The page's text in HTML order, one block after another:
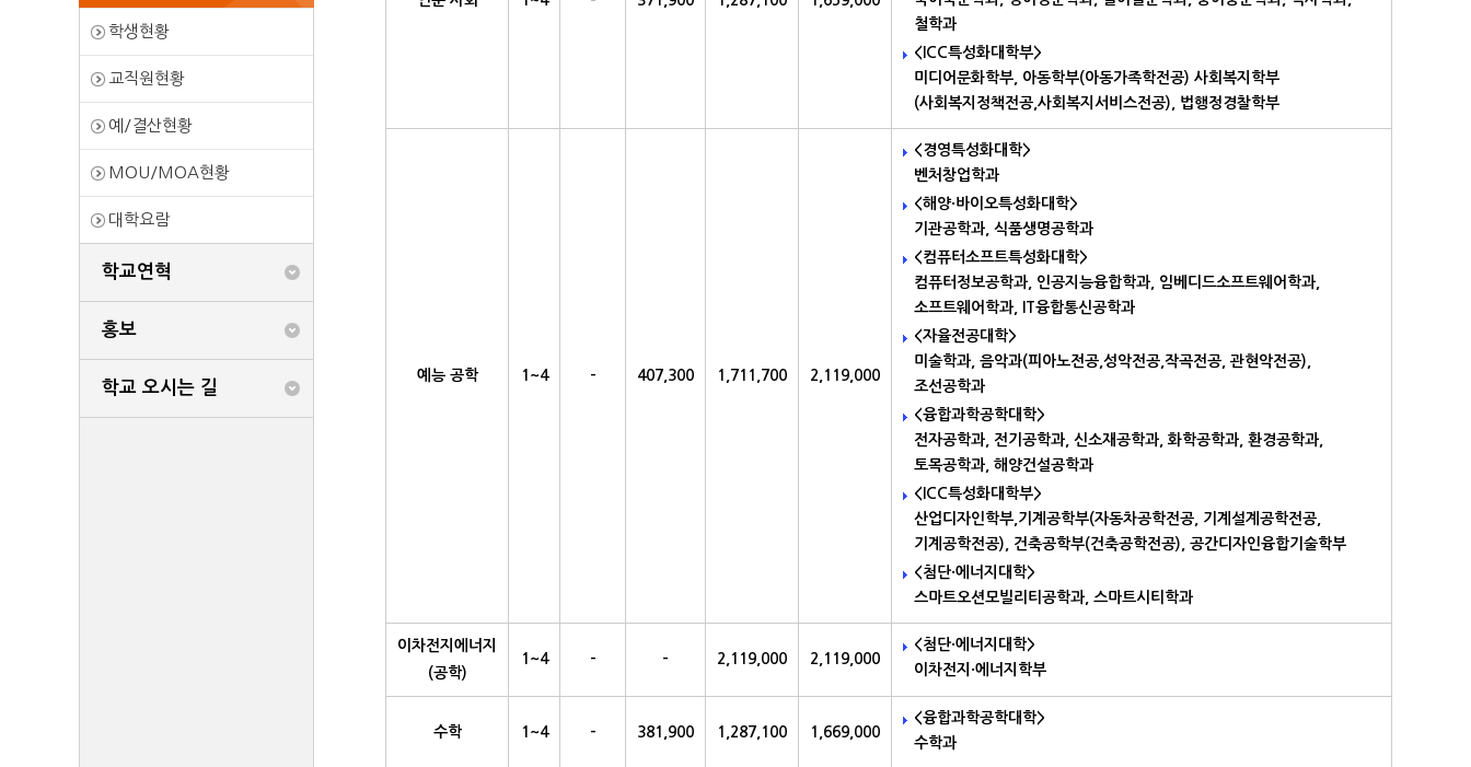
학생현황
교직원현황
예/결산현황
MOU/MOA현황
대학요람
학교연혁
홍보
학교 오시는 길
철학과
<ICC특성화대학부>
미디어문화학부, 아동학부(아동가족학전공) 사회복지학부
(사회복지정책전공,사회복지서비스전공), 법행정경찰학부
예능 공학 1~4 - 407,300 1,711,700 2,119,000
<경영특성화대학>
벤처창업학과
<해양·바이오특성화대학>
기관공학과, 식품생명공학과
<컴퓨터소프트특성화대학>
컴퓨터정보공학과, 인공지능융합학과, 임베디드소프트웨어학과,
소프트웨어학과, IT융합통신공학과
<자율전공대학>
미술학과, 음악과(피아노전공,성악전공,작곡전공, 관현악전공),
조선공학과
<융합과학공학대학>
전자공학과, 전기공학과, 신소재공학과, 화학공학과, 환경공학과,
토목공학과, 해양건설공학과
<ICC특성화대학부>
산업디자인학부,기계공학부(자동차공학전공, 기계설계공학전공,
기계공학전공), 건축공학부(건축공학전공), 공간디자인융합기술학부
<첨단·에너지대학>
스마트오션모빌리티공학과, 스마트시티학과
이차전지에너지
(공학)
1~4 - - 2,119,000 2,119,000
<첨단·에너지대학>
이차전지·에너지학부
수학 1~4 - 381,900 1,287,100 1,669,000
<융합과학공학대학>
수학과